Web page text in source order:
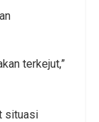
terkejut,”
situasi